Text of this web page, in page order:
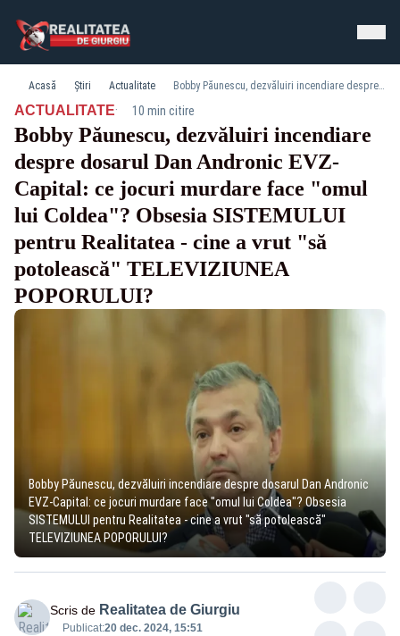
Acasă Știri Actualitate Bobby Păunescu, dezvăluiri incendiare despre dosarul Dan Andronic EVZ-Capital: ce jocuri murdare face "omul lui Coldea"? Obsesia SISTEMULUI pentru Realitatea - cine a vrut "să potolească" TELEVIZIUNEA POPORULUI?
ACTUALITATE· 10 min citire
Bobby Păunescu, dezvăluiri incendiare
despre dosarul Dan Andronic EVZ-
Capital: ce jocuri murdare face "omul
lui Coldea"? Obsesia SISTEMULUI
pentru Realitatea - cine a vrut "să
potolească" TELEVIZIUNEA
POPORULUI?
Bobby Păunescu, dezvăluiri incendiare despre dosarul Dan Andronic
EVZ-Capital: ce jocuri murdare face "omul lui Coldea"? Obsesia
SISTEMULUI pentru Realitatea - cine a vrut "să potolească"
TELEVIZIUNEA POPORULUI?
Scris de Realitatea de Giurgiu
Publicat:20 dec. 2024, 15:51